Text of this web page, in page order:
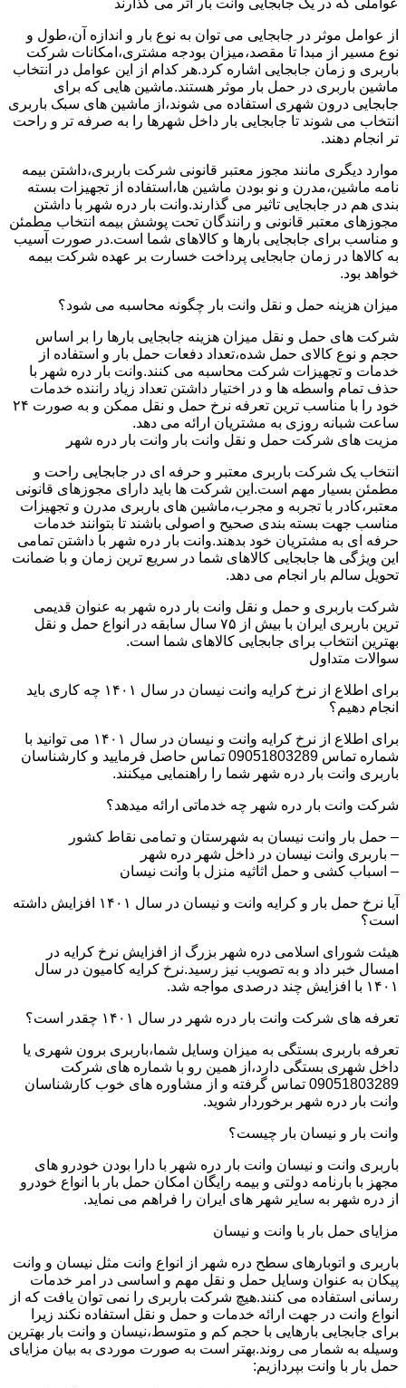
از عوامل موثر در جابجایی می توان به نوع بار و اندازه آن،طول و
نوع مسیر از مبدا تا مقصد،میزان بودجه مشتری،امکانات شرکت
باربری و زمان جابجایی اشاره کرد.هر کدام از این عوامل در انتخاب
ماشین باربری در حمل بار موثر هستند.ماشین هایی که برای
جابجایی درون شهری استفاده می شوند،از ماشین های سبک باربری
انتخاب می شوند تا جابجایی بار داخل شهرها را به صرفه تر و راحت
تر انجام دهند.
موارد دیگری مانند مجوز معتبر قانونی شرکت باربری،داشتن بیمه
نامه ماشین،مدرن و نو بودن ماشین ها،استفاده از تجهیزات بسته
بندی هم در جابجایی تاثیر می گذارند.وانت بار دره شهر با داشتن
مجوزهای معتبر قانونی و رانندگان تحت پوشش بیمه انتخاب مطمئن
و مناسب برای جابجایی بارها و کالاهای شما است.در صورت آسیب
به کالاها در زمان جابجایی پرداخت خسارت بر عهده شرکت بیمه
خواهد بود.
میزان هزینه حمل و نقل وانت بار چگونه محاسبه می شود؟
شرکت های حمل و نقل میزان هزینه جابجایی بارها را بر اساس
حجم و نوع کالای حمل شده،تعداد دفعات حمل بار و استفاده از
خدمات و تجهیزات شرکت محاسبه می کنند.وانت بار دره شهر با
حذف تمام واسطه ها و در اختیار داشتن تعداد زیاد راننده خدمات
خود را با مناسب ترین تعرفه نرخ حمل و نقل ممکن و به صورت ۲۴
ساعت شبانه روزی به مشتریان ارائه می دهد.
مزیت های شرکت حمل و نقل وانت بار وانت بار دره شهر
انتخاب یک شرکت باربری معتبر و حرفه ای در جابجایی راحت و
مطمئن بسیار مهم است.این شرکت ها باید دارای مجوزهای قانونی
معتبر،کادر با تجربه و مجرب،ماشین های باربری مدرن و تجهیزات
مناسب جهت بسته بندی صحیح و اصولی باشند تا بتوانند خدمات
حرفه ای به مشتریان خود بدهند.وانت بار دره شهر با داشتن تمامی
این ویژگی ها جابجایی کالاهای شما در سریع ترین زمان و با ضمانت
تحویل سالم بار انجام می دهد.
شرکت باربری و حمل و نقل وانت بار دره شهر به عنوان قدیمی
ترین باربری ایران با بیش از ۷۵ سال سابقه در انواع حمل و نقل
بهترین انتخاب برای جابجایی کالاهای شما است.
سوالات متداول
برای اطلاع از نرخ کرایه وانت نیسان در سال ۱۴۰۱ چه کاری باید
انجام دهیم؟
برای اطلاع از نرخ کرایه وانت و نیسان در سال ۱۴۰۱ می توانید با
شماره تماس 09051803289 تماس حاصل فرمایید و کارشناسان
باربری وانت بار دره شهر شما را راهنمایی میکنند.
شرکت وانت بار دره شهر چه خدماتی ارائه میدهد؟
– حمل بار وانت نیسان به شهرستان و تمامی نقاط کشور
– باربری وانت نیسان در داخل شهر دره شهر
– اسباب کشی و حمل اثاثیه منزل با وانت نیسان
آیا نرخ حمل بار و کرایه وانت و نیسان در سال ۱۴۰۱ افزایش داشته
است؟
هیئت شورای اسلامی دره شهر بزرگ از افزایش نرخ کرایه در
امسال خبر داد و به تصویب نیز رسید.نرخ کرایه کامیون در سال
۱۴۰۱ با افزایش چند درصدی مواجه شد.
تعرفه های شرکت وانت بار دره شهر در سال ۱۴۰۱ چقدر است؟
تعرفه باربری بستگی به میزان وسایل شما،باربری برون شهری یا
داخل شهری بستگی دارد،از همین رو با شماره های شرکت
09051803289 تماس گرفته و از مشاوره های خوب کارشناسان
وانت بار دره شهر برخوردار شوید.
وانت بار و نیسان بار چیست؟
باربری وانت و نیسان وانت بار دره شهر با دارا بودن خودرو های
مجهز با بارنامه دولتی و بیمه رایگان امکان حمل بار با انواع خودرو
از دره شهر به سایر شهر های ایران را فراهم می نماید.
مزایای حمل بار با وانت و نیسان
باربری و اتوبارهای سطح دره شهر از انواع وانت مثل نیسان و وانت
پیکان به عنوان وسایل حمل و نقل مهم و اساسی در امر خدمات
رسانی استفاده می کنند.هیچ شرکت باربری را نمی توان یافت که از
انواع وانت در جهت ارائه خدمات و حمل و نقل استفاده نکند زیرا
برای جابجایی بارهایی با حجم کم و متوسط،نیسان و وانت بار بهترین
وسیله به شمار می روند.بهتر است به صورت موردی به بیان مزایای
حمل بار با وانت بپردازیم: